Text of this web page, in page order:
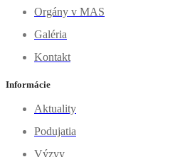
Orgány v MAS
Galéria
Kontakt
Informácie
Aktuality
Podujatia
Výzvy